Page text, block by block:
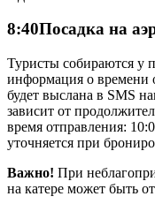
8:40Посадка на
Туристы собираются у
информация о времени
будет выслана в SMS
зависит от
время отправления:
уточняется при
Важно! При
на катере может быть